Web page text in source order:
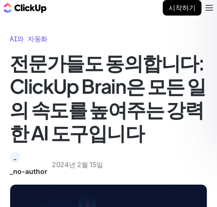
시작하기
AI와 자동화
전문가들도 동의합니다:
ClickUp Brain은 모든 일
의 속도를 높여주는 강력
한 AI 도구입니다
_no-author
2024년 2월 15일